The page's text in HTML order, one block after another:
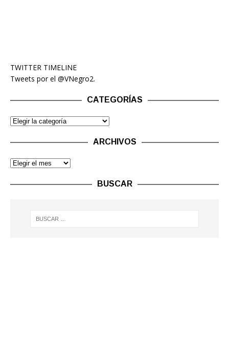
TWITTER TIMELINE
Tweets por el @VNegro2.
CATEGORÍAS
ARCHIVOS
BUSCAR